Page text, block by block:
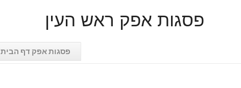
פסגות אפק ראש העין
פסגות אפק דף הבית